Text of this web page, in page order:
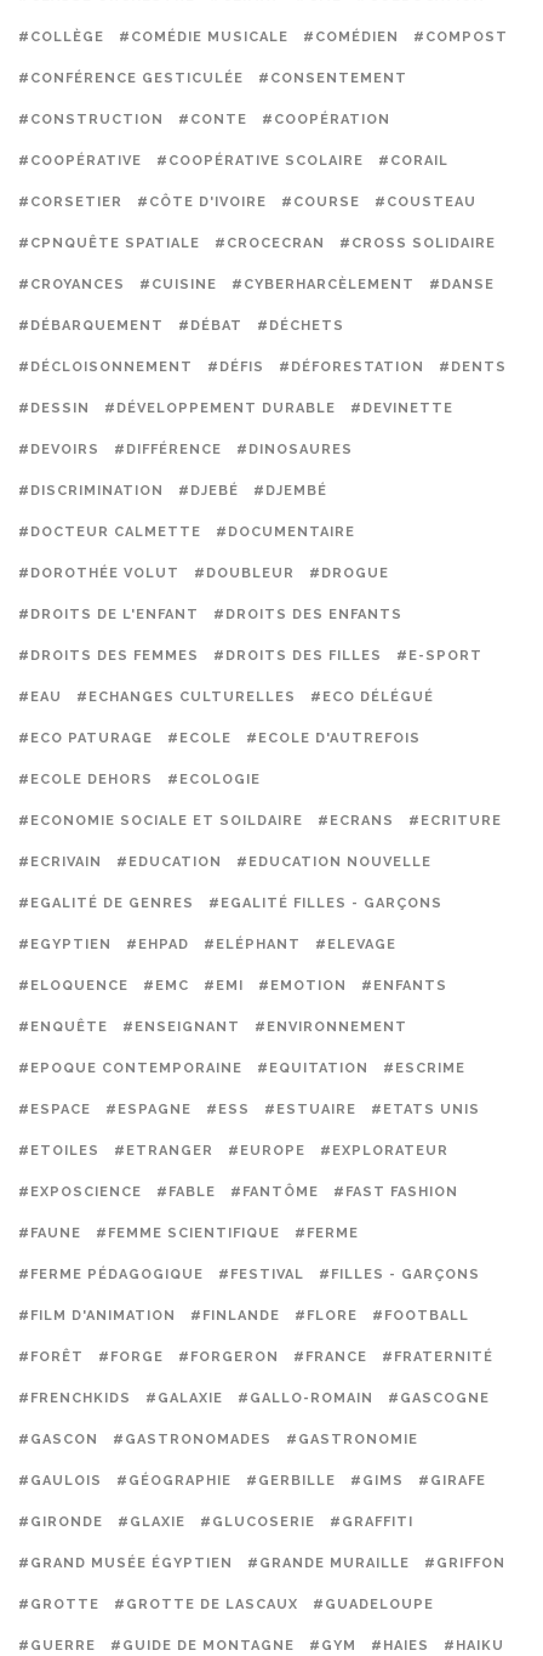
#COLLÈGE #COMÉDIE MUSICALE #COMÉDIEN #COMPOST
#CONFÉRENCE GESTICULÉE #CONSENTEMENT
#CONSTRUCTION #CONTE #COOPÉRATION
#COOPÉRATIVE #COOPÉRATIVE SCOLAIRE #CORAIL
#CORSETIER #CÔTE D'IVOIRE #COURSE #COUSTEAU
#CPNQUÊTE SPATIALE #CROCECRAN #CROSS SOLIDAIRE
#CROYANCES #CUISINE #CYBERHARCÈLEMENT #DANSE
#DÉBARQUEMENT #DÉBAT #DÉCHETS
#DÉCLOISONNEMENT #DÉFIS #DÉFORESTATION #DENTS
#DESSIN #DÉVELOPPEMENT DURABLE #DEVINETTE
#DEVOIRS #DIFFÉRENCE #DINOSAURES
#DISCRIMINATION #DJEBÉ #DJEMBÉ
#DOCTEUR CALMETTE #DOCUMENTAIRE
#DOROTHÉE VOLUT #DOUBLEUR #DROGUE
#DROITS DE L'ENFANT #DROITS DES ENFANTS
#DROITS DES FEMMES #DROITS DES FILLES #E-SPORT
#EAU #ECHANGES CULTURELLES #ECO DÉLÉGUÉ
#ECO PATURAGE #ECOLE #ECOLE D'AUTREFOIS
#ECOLE DEHORS #ECOLOGIE
#ECONOMIE SOCIALE ET SOILDAIRE #ECRANS #ECRITURE
#ECRIVAIN #EDUCATION #EDUCATION NOUVELLE
#EGALITÉ DE GENRES #EGALITÉ FILLES - GARÇONS
#EGYPTIEN #EHPAD #ELÉPHANT #ELEVAGE
#ELOQUENCE #EMC #EMI #EMOTION #ENFANTS
#ENQUÊTE #ENSEIGNANT #ENVIRONNEMENT
#EPOQUE CONTEMPORAINE #EQUITATION #ESCRIME
#ESPACE #ESPAGNE #ESS #ESTUAIRE #ETATS UNIS
#ETOILES #ETRANGER #EUROPE #EXPLORATEUR
#EXPOSCIENCE #FABLE #FANTÔME #FAST FASHION
#FAUNE #FEMME SCIENTIFIQUE #FERME
#FERME PÉDAGOGIQUE #FESTIVAL #FILLES - GARÇONS
#FILM D'ANIMATION #FINLANDE #FLORE #FOOTBALL
#FORÊT #FORGE #FORGERON #FRANCE #FRATERNITÉ
#FRENCHKIDS #GALAXIE #GALLO-ROMAIN #GASCOGNE
#GASCON #GASTRONOMADES #GASTRONOMIE
#GAULOIS #GÉOGRAPHIE #GERBILLE #GIMS #GIRAFE
#GIRONDE #GLAXIE #GLUCOSERIE #GRAFFITI
#GRAND MUSÉE ÉGYPTIEN #GRANDE MURAILLE #GRIFFON
#GROTTE #GROTTE DE LASCAUX #GUADELOUPE
#GUERRE #GUIDE DE MONTAGNE #GYM #HAIES #HAIKU